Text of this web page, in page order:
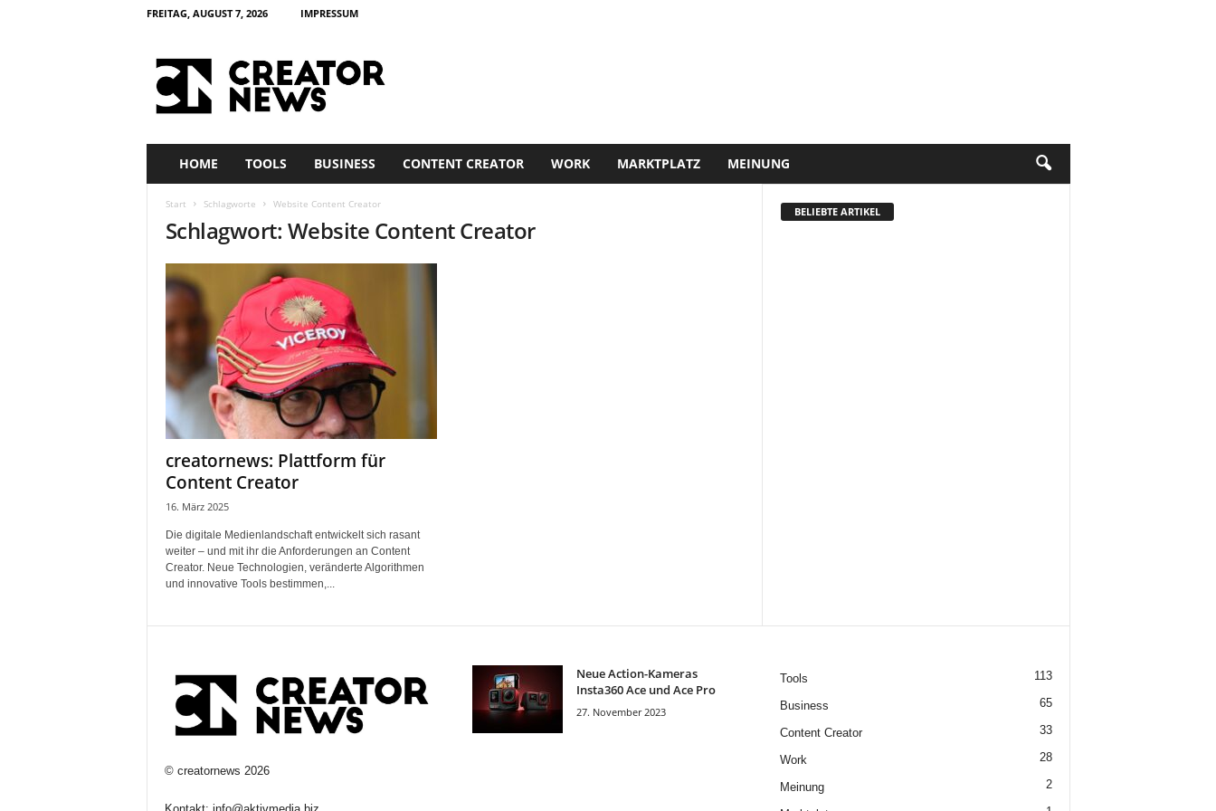
FREITAG, AUGUST 7, 2026 IMPRESSUM
HOME TOOLS BUSINESS CONTENT CREATOR WORK MARKTPLATZ MEINUNG
Start Schlagworte Website Content Creator
Schlagwort: Website Content Creator
creatornews: Plattform für
Content Creator
16. März 2025
Die digitale Medienlandschaft entwickelt sich rasant
weiter – und mit ihr die Anforderungen an Content
Creator. Neue Technologien, veränderte Algorithmen
und innovative Tools bestimmen,...
BELIEBTE ARTIKEL
© creatornews 2026
Neue Action-Kameras
Insta360 Ace und Ace Pro
27. November 2023
Tools 113
Business 65
Content Creator 33
Work 28
Meinung 2